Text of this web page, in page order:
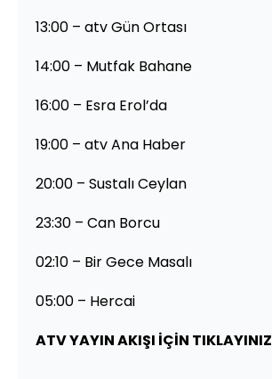
13:00 – atv Gün Ortası
14:00 – Mutfak Bahane
16:00 – Esra Erol’da
19:00 – atv Ana Haber
20:00 – Sustalı Ceylan
23:30 – Can Borcu
02:10 – Bir Gece Masalı
05:00 – Hercai
ATV YAYIN AKIŞI İÇİN TIKLAYINIZ